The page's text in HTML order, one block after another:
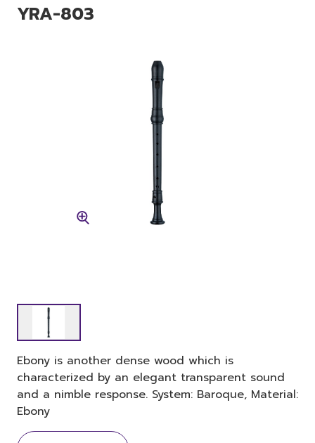
YRA-803
Ebony is another dense wood which is
characterized by an elegant transparent sound
and a nimble response. System: Baroque, Material:
Ebony